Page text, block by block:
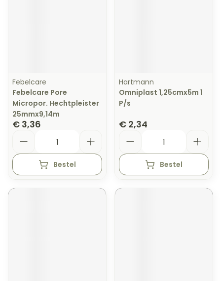
Febelcare
Febelcare Pore
Micropor. Hechtpleister
25mmx9,14m
€ 3,36
Bestel
Hartmann
Omniplast 1,25cmx5m 1
P/s
€ 2,34
Bestel